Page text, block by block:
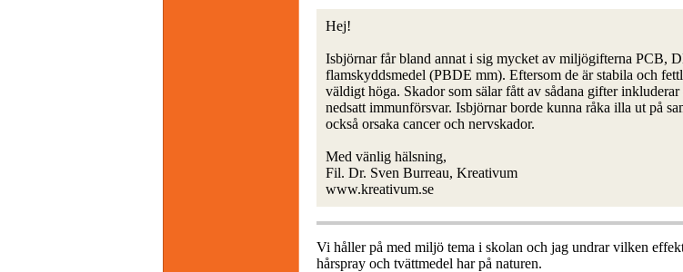
Hej!
Isbjörnar får bland annat i sig mycket av miljögifterna PCB,
flamskyddsmedel (PBDE mm). Eftersom de är stabila och
väldigt höga. Skador som sälar fått av sådana gifter
nedsatt immunförsvar. Isbjörnar borde kunna råka illa ut på
också orsaka cancer och nervskador.
Med vänlig hälsning,
Fil. Dr. Sven Burreau, Kreativum
www.kreativum.se
Vi håller på med miljö tema i skolan och jag undrar vilken
hårspray och tvättmedel har på naturen.